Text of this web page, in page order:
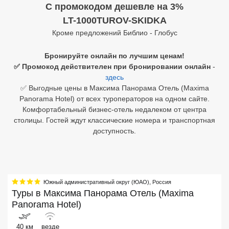
C промокодом дешевле на 3%
LT-1000TUROV-SKIDKA
Кроме предложений Библио - Глобус
Бронируйте онлайн по лучшим ценам!
✅ Промокод действителен при бронировании онлайн -
здесь
✅ Выгодные цены в Максима Панорама Отель (Maxima
Panorama Hotel) от всех туроператоров на одном сайте.
Комфортабельный бизнес-отель недалеком от центра
столицы. Гостей ждут классические номера и транспортная
доступность.
Южный административный округ (ЮАО) Россия
Туры в Максима Панорама Отель (Maxima
Panorama Hotel)
40 км везде
Шри Ланка
Вьетнам
Хайнань
Занзибар
Абхазия
Большой Сочи